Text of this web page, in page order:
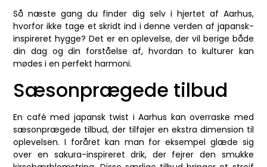
Så næste gang du finder dig selv i hjertet af Aarhus,
hvorfor ikke tage et skridt ind i denne verden af japansk-
inspireret hygge? Det er en oplevelse, der vil berige både
din dag og din forståelse af, hvordan to kulturer kan
mødes i en perfekt harmoni.
Sæsonprægede tilbud
En café med japansk twist i Aarhus kan overraske med
sæsonprægede tilbud, der tilføjer en ekstra dimension til
oplevelsen. I foråret kan man for eksempel glæde sig
over en sakura-inspireret drik, der fejrer den smukke